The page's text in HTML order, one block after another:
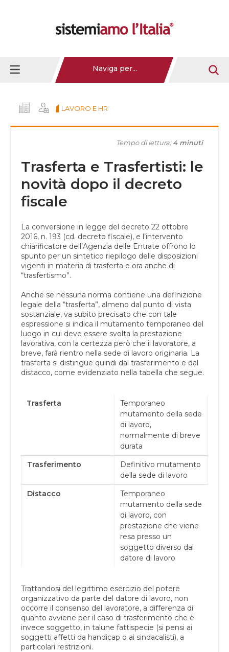
Naviga per...
LAVORO E HR
Tempo di lettura:4 minuti
Trasferta e Trasfertisti: le
novità dopo il decreto
fiscale
La conversione in legge del decreto 22 ottobre
2016, n. 193 (cd. decreto fiscale), e l’intervento
chiarificatore dell’Agenzia delle Entrate offrono lo
spunto per un sintetico riepilogo delle disposizioni
vigenti in materia di trasferta e ora anche di
“trasfertismo”.
Anche se nessuna norma contiene una definizione
legale della “trasferta”, almeno dal punto di vista
sostanziale, va subito precisato che con tale
espressione si indica il mutamento temporaneo del
luogo in cui deve essere svolta la prestazione
lavorativa, con la certezza però che il lavoratore, a
breve, farà rientro nella sede di lavoro originaria. La
trasferta si distingue quindi dal trasferimento e dal
distacco, come evidenziato nella tabella che segue.
Trasferta
Temporaneo
mutamento della sede
di lavoro,
normalmente di breve
durata
Trasferimento
Definitivo mutamento
della sede di lavoro
Distacco
Temporaneo
mutamento della sede
di lavoro, con
prestazione che viene
resa presso un
soggetto diverso dal
datore di lavoro
Trattandosi del legittimo esercizio del potere
organizzativo da parte del datore di lavoro, non
occorre il consenso del lavoratore, a differenza di
quanto avviene per il caso di trasferimento che è
invece soggetto, in talune fattispecie (si pensi ai
soggetti affetti da handicap o ai sindacalisti), a
particolari restrizioni.